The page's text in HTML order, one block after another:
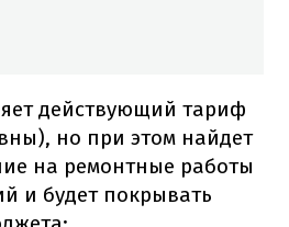
действующий тариф
но при этом найдет
на ремонтные работы
и будет покрывать